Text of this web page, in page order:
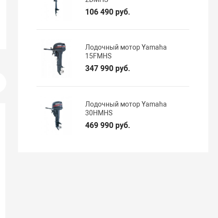
106 490 руб.
Лодочный мотор Yamaha
15FMHS
347 990 руб.
Лодочный мотор Yamaha
30HMHS
469 990 руб.